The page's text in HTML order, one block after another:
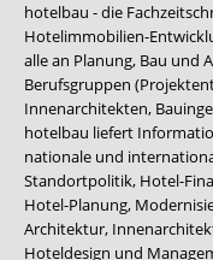
hotelbau - die
Hotelimmobilien-
alle an Planung, Bau und
Berufsgruppen
Innenarchitekten,
hotelbau liefert
nationale und
Standortpolitik, Hotel-
Hotel-Planung,
Architektur,
Hoteldesign und